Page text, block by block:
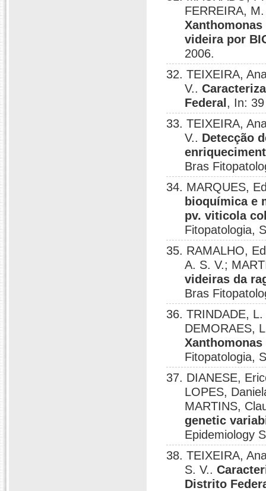
FERREIRA,
videira por
2006.
32. TEIXEIRA,
V..
Federal , In:
33. TEIXEIRA,
V.. Detecção
Bras
34. MARQUES,
bioquímica e
pv. viticola
Fitopatologia,
35. RAMALHO,
A. S. V.;
videiras da
Bras
36. TRINDADE,
DEMORAES,
Fitopatologia,
37. DIANESE,
LOPES,
MARTINS,
genetic
Epidemiology
38. TEIXEIRA,
S. V..
Distrito